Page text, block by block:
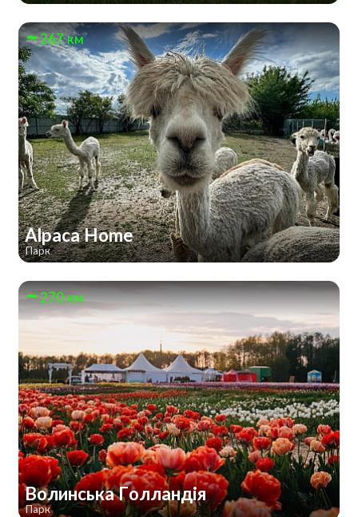
267 км
Alpaca Home
Парк
270 км
Волинська Голландія
Парк